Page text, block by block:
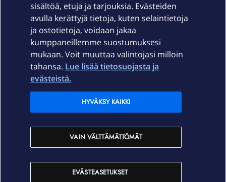
Palvelut
Ajankohtaista
Elisa Oyj
In English
sisältöä, etuja ja tarjouksia. Evästeiden
avulla kerättyjä tietoja, kuten selaintietoja
ja ostotietoja, voidaan jakaa
kumppaneillemme suostumuksesi
mukaan. Voit muuttaa valintojasi milloin
tahansa. Lue lisää tietosuojasta ja
evästeistä.
EVÄSTEASETUKSET
VAIN VÄLTTÄMÄTTÖMÄT
HYVÄKSY KAIKKI